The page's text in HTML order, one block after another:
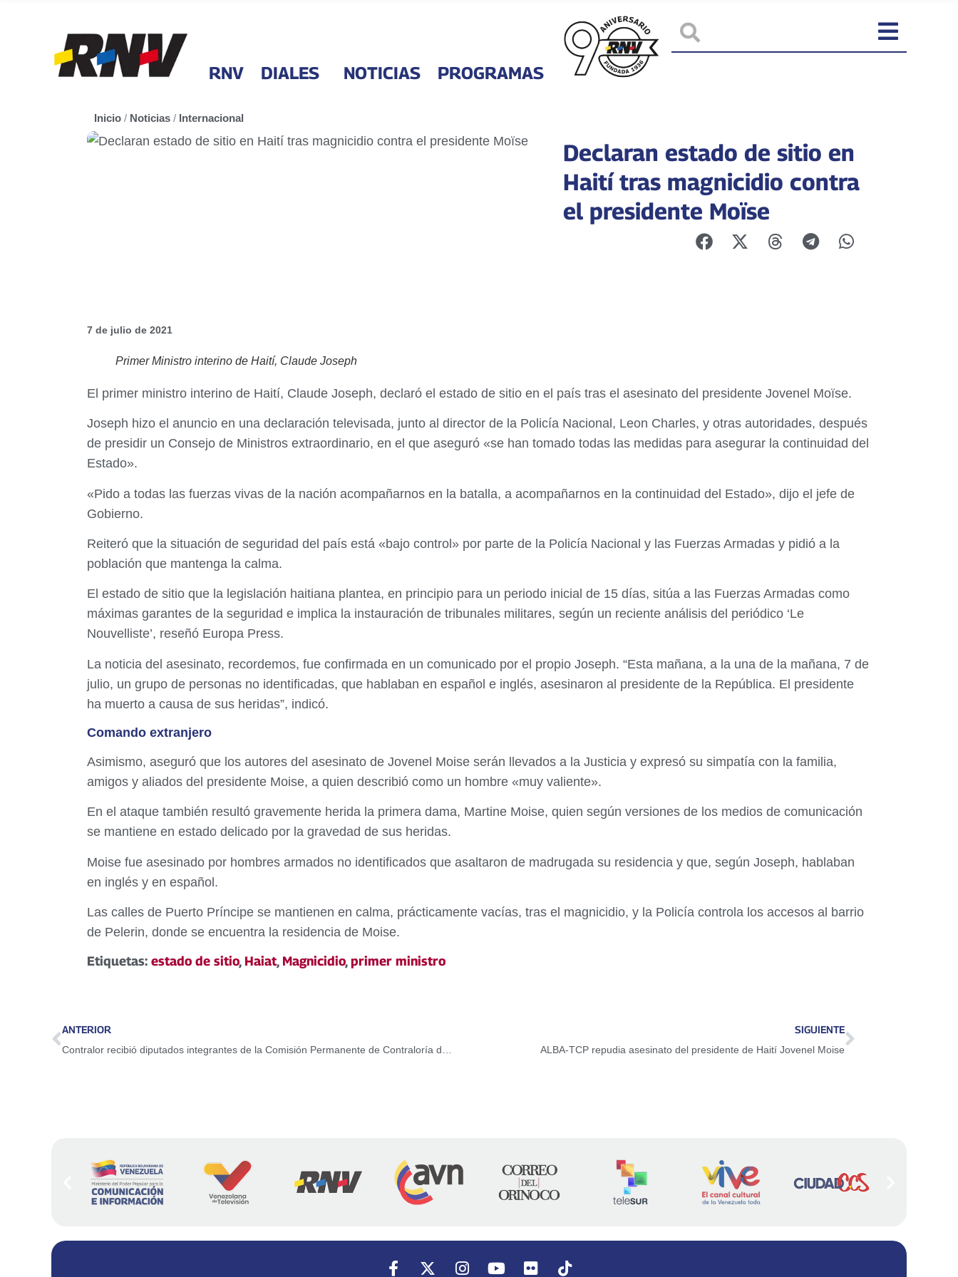
RNV DIALES NOTICIAS PROGRAMAS
Inicio / Noticias / Internacional
Declaran estado de sitio en
Haití tras magnicidio contra
el presidente Moïse
7 de julio de 2021
Primer Ministro interino de Haití, Claude Joseph
El primer ministro interino de Haití, Claude Joseph, declaró el estado de sitio en el país tras el asesinato del presidente Jovenel Moïse.
Joseph hizo el anuncio en una declaración televisada, junto al director de la Policía Nacional, Leon Charles, y otras autoridades, después
de presidir un Consejo de Ministros extraordinario, en el que aseguró «se han tomado todas las medidas para asegurar la continuidad del
Estado».
«Pido a todas las fuerzas vivas de la nación acompañarnos en la batalla, a acompañarnos en la continuidad del Estado», dijo el jefe de
Gobierno.
Reiteró que la situación de seguridad del país está «bajo control» por parte de la Policía Nacional y las Fuerzas Armadas y pidió a la
población que mantenga la calma.
El estado de sitio que la legislación haitiana plantea, en principio para un periodo inicial de 15 días, sitúa a las Fuerzas Armadas como
máximas garantes de la seguridad e implica la instauración de tribunales militares, según un reciente análisis del periódico ‘Le
Nouvelliste’, reseñó Europa Press.
La noticia del asesinato, recordemos, fue confirmada en un comunicado por el propio Joseph. “Esta mañana, a la una de la mañana, 7 de
julio, un grupo de personas no identificadas, que hablaban en español e inglés, asesinaron al presidente de la República. El presidente
ha muerto a causa de sus heridas”, indicó.
Comando extranjero
Asimismo, aseguró que los autores del asesinato de Jovenel Moise serán llevados a la Justicia y expresó su simpatía con la familia,
amigos y aliados del presidente Moise, a quien describió como un hombre «muy valiente».
En el ataque también resultó gravemente herida la primera dama, Martine Moise, quien según versiones de los medios de comunicación
se mantiene en estado delicado por la gravedad de sus heridas.
Moise fue asesinado por hombres armados no identificados que asaltaron de madrugada su residencia y que, según Joseph, hablaban
en inglés y en español.
Las calles de Puerto Príncipe se mantienen en calma, prácticamente vacías, tras el magnicidio, y la Policía controla los accesos al barrio
de Pelerin, donde se encuentra la residencia de Moise.
Etiquetas: estado de sitio, Haiat, Magnicidio,primer ministro
ANTERIOR
Contralor recibió diputados integrantes de la Comisión Permanente de Contraloría de la Asamblea Nacional
SIGUIENTE
ALBA-TCP repudia asesinato del presidente de Haití Jovenel Moise